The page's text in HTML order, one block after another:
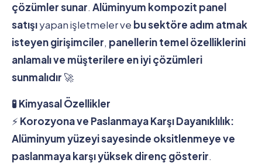
çözümler sunar. Alüminyum kompozit panel
satışıyapan işletmeler ve bu sektöre adım atmak
isteyen girişimciler, panellerin temel özelliklerini
anlamalı ve müşterilere en iyi çözümleri
sunmalıdır 🚀
🧪 Kimyasal Özellikler
⚡ Korozyona ve Paslanmaya Karşı Dayanıklılık:
Alüminyum yüzeyi sayesinde oksitlenmeye ve
paslanmaya karşı yüksek direnç gösterir.